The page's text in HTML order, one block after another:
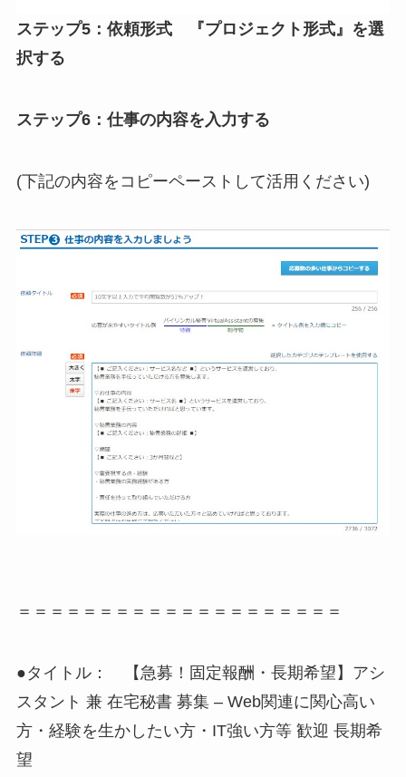
ステップ5：依頼形式 『プロジェクト形式』を選
択する
ステップ6：仕事の内容を入力する
(下記の内容をコピーペーストして活用ください)
＝＝＝＝＝＝＝＝＝＝＝＝＝＝＝＝＝＝＝＝
●タイトル： 【急募！固定報酬・長期希望】アシ
スタント 兼 在宅秘書 募集 – Web関連に関心高い
方・経験を生かしたい方・IT強い方等 歓迎 長期希
望